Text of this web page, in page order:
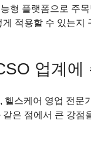
형 플랫폼으로 주
적용할 수 있는지
업계에
헬스케어 영업 전
은 점에서 큰 강점